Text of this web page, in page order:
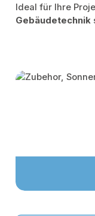
Ideal für Ihre
Gebäudetechnik
Kategoriegalerie